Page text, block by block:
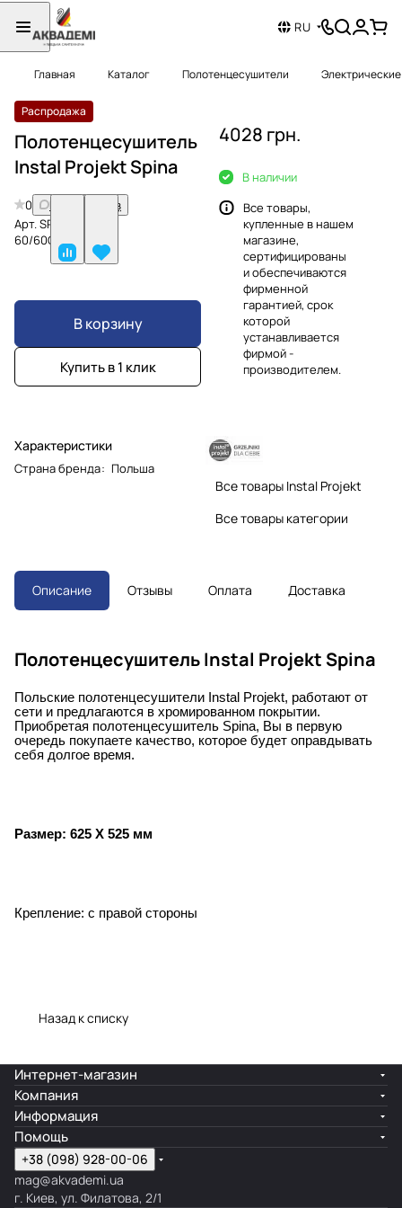
RU
Главная Каталог Полотенцесушители
Распродажа
Полотенцесушитель
Instal Projekt Spina
0
Нет отзывов
Арт.SPIE-
60/60C01
В корзину
Купить в 1 клик
Характеристики
Страна бренда: Польша
4028 грн.
В наличии
Все товары,
купленные в нашем
магазине,
сертифицированы
и обеспечиваются
фирменной
гарантией, срок
которой
устанавливается
фирмой -
производителем.
Все товары Instal Projekt
Все товары категории
Описание Отзывы Оплата Доставка
Полотенцесушитель Instal Projekt Spina
Польские полотенцесушители Instal Projekt, работают от
сети и предлагаются в хромированном покрытии.
Приобретая полотенцесушитель Spina, Вы в первую
очередь покупаете качество, которое будет оправдывать
себя долгое время.
Размер: 625 Х 525 мм
Крепление: с правой стороны
Назад к списку
Интернет-магазин
Компания
Информация
Помощь
+38 (098) 928-00-06
mag@akvademi.ua
г. Киев, ул. Филатова, 2/1